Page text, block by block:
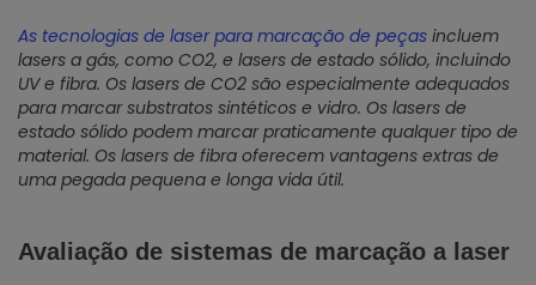
As tecnologias de laser para marcação de peças incluem
lasers a gás, como CO2, e lasers de estado sólido, incluindo
UV e fibra. Os lasers de CO2 são especialmente adequados
para marcar substratos sintéticos e vidro. Os lasers de
estado sólido podem marcar praticamente qualquer tipo de
material. Os lasers de fibra oferecem vantagens extras de
uma pegada pequena e longa vida útil.
Avaliação de sistemas de marcação a laser